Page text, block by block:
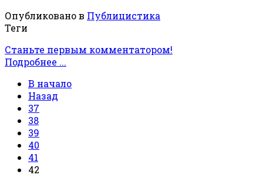
Опубликовано в Публицистика
Теги
Станьте первым комментатором!
Подробнее ...
В начало
Назад
37
38
39
40
41
42